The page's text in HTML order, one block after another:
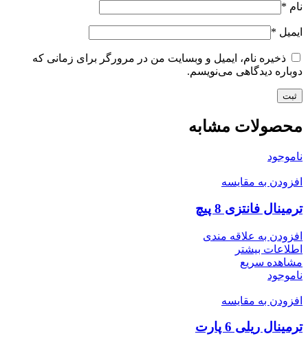
نام *
ایمیل *
ذخیره نام، ایمیل و وبسایت من در مرورگر برای زمانی که
دوباره دیدگاهی می‌نویسم.
محصولات مشابه
ناموجود
افزودن به مقایسه
ترمینال فانتزی 8 پیچ
افزودن به علاقه مندی
اطلاعات بیشتر
مشاهده سریع
ناموجود
افزودن به مقایسه
ترمینال ریلی 6 پارت